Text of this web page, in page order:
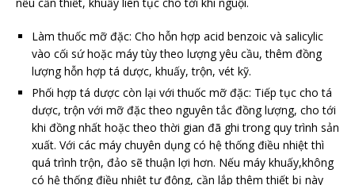
Làm thuốc mỡ đặc: Cho hỗn hợp acid benzoic và salicylic
vào cối sứ hoặc máy tùy theo lượng yêu cầu, thêm đồng
lượng hỗn hợp tá dược, khuấy, trộn, vét kỹ.
Phối hợp tá dược còn lại với thuốc mỡ đặc: Tiếp tục cho tá
dược, trộn với mỡ đặc theo nguyên tắc đồng lượng, cho tới
khi đồng nhất hoặc theo thời gian đã ghi trong quy trình sản
xuất. Với các máy chuyên dụng có hệ thống điều nhiệt thì
quá trình trộn, đảo sẽ thuận lợi hơn. Nếu máy khuấy,không
có hệ thống điều nhiệt tự động, cần lắp thêm thiết bị này